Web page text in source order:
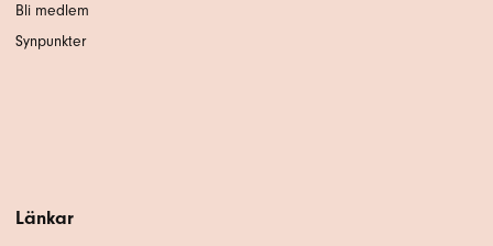
Bli medlem
Synpunkter
Länkar